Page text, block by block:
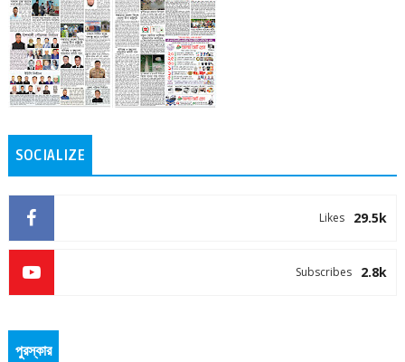
SOCIALIZE
29.5k
Likes
2.8k
Subscribes
পুরস্কার